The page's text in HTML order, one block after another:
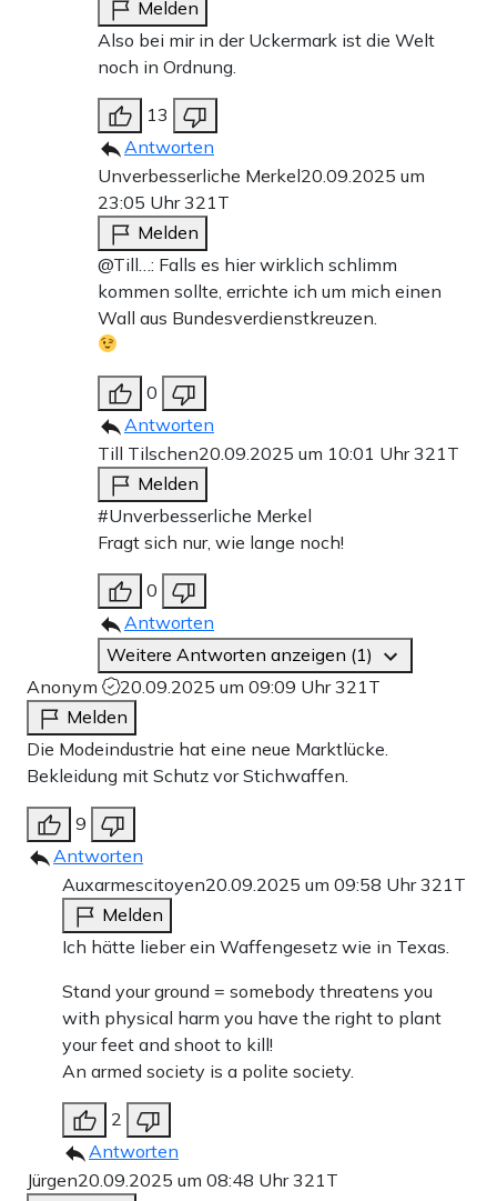
Melden
Also bei mir in der Uckermark ist die Welt
noch in Ordnung.
13
Antworten
Unverbesserliche Merkel20.09.2025 um
23:05 Uhr321T
Melden
@Till…: Falls es hier wirklich schlimm
kommen sollte, errichte ich um mich einen
Wall aus Bundesverdienstkreuzen.
0
Antworten
Till Tilschen20.09.2025 um 10:01 Uhr321T
Melden
#Unverbesserliche Merkel
Fragt sich nur, wie lange noch!
0
Antworten
Weitere Antworten anzeigen (1)
Anonym
20.09.2025 um 09:09 Uhr321T
Melden
Die Modeindustrie hat eine neue Marktlücke.
Bekleidung mit Schutz vor Stichwaffen.
9
Antworten
Auxarmescitoyen20.09.2025 um 09:58 Uhr321T
Melden
Ich hätte lieber ein Waffengesetz wie in Texas.
Stand your ground = somebody threatens you
with physical harm you have the right to plant
your feet and shoot to kill!
An armed society is a polite society.
2
Antworten
Jürgen20.09.2025 um 08:48 Uhr321T